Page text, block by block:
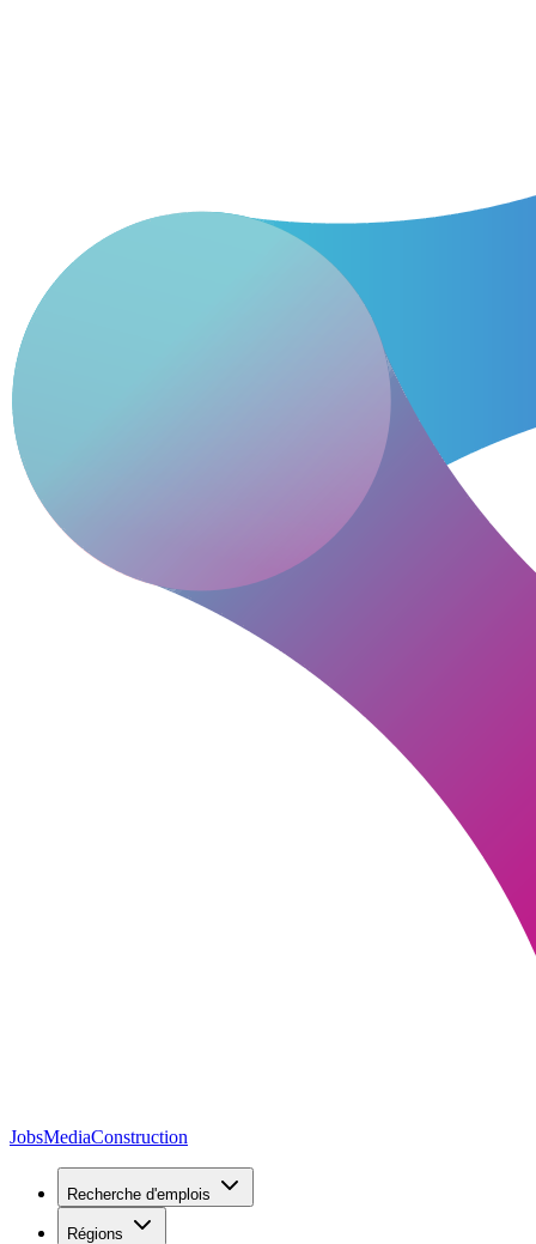
JobsMediaConstruction
Recherche d'emplois
Régions